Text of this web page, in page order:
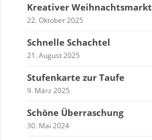
Kreativer Weihnachtsmarkt
22. Oktober 2025
Schnelle Schachtel
21. August 2025
Stufenkarte zur Taufe
9. März 2025
Schöne Überraschung
30. Mai 2024